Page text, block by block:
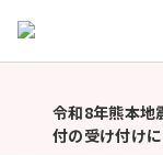
JALグループ
令和8年熊本地
付の受け付け